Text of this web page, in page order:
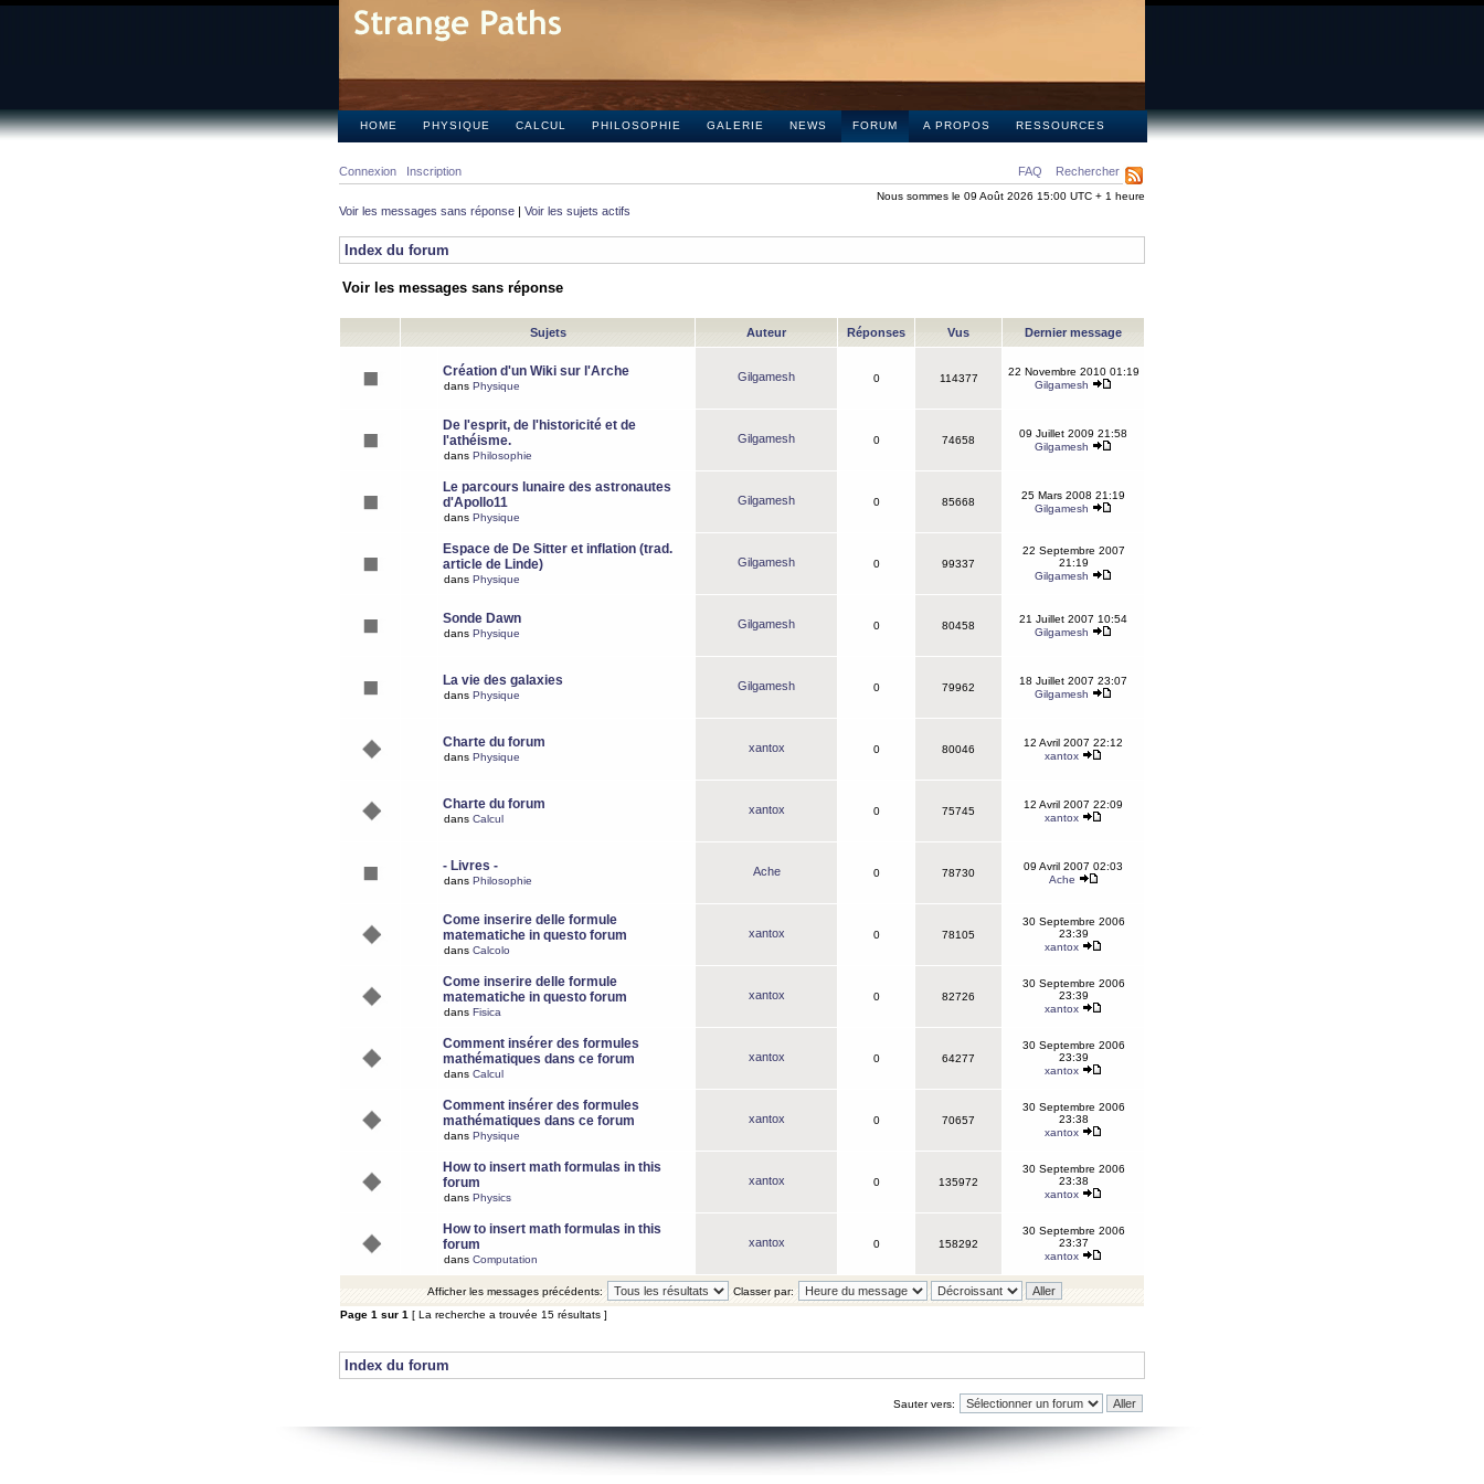
HOME PHYSIQUE CALCUL PHILOSOPHIE GALERIE NEWS FORUM A PROPOS RESSOURCES
FAQ Rechercher
Connexion Inscription
Nous sommes le 09 Août 2026 15:00 UTC + 1 heure
Voir les messages sans réponse | Voir les sujets actifs
Index du forum
Voir les messages sans réponse
Sujets Auteur Réponses Vus Dernier message
Création d'un Wiki sur l'Arche
dans Physique
Gilgamesh 0 114377
22 Novembre 2010 01:19
Gilgamesh
De l'esprit, de l'historicité et de
l'athéisme.
dans Philosophie
Gilgamesh 0 74658
09 Juillet 2009 21:58
Gilgamesh
Le parcours lunaire des astronautes
d'Apollo11
dans Physique
Gilgamesh 0 85668
25 Mars 2008 21:19
Gilgamesh
Espace de De Sitter et inflation (trad.
article de Linde)
dans Physique
Gilgamesh 0 99337
22 Septembre 2007
21:19
Gilgamesh
Sonde Dawn
dans Physique
Gilgamesh 0 80458
21 Juillet 2007 10:54
Gilgamesh
La vie des galaxies
dans Physique
Gilgamesh 0 79962
18 Juillet 2007 23:07
Gilgamesh
Charte du forum
dans Physique
xantox 0 80046
12 Avril 2007 22:12
xantox
Charte du forum
dans Calcul
xantox 0 75745
12 Avril 2007 22:09
xantox
- Livres -
dans Philosophie
Ache 0 78730
09 Avril 2007 02:03
Ache
Come inserire delle formule
matematiche in questo forum
dans Calcolo
xantox 0 78105
30 Septembre 2006
23:39
xantox
Come inserire delle formule
matematiche in questo forum
dans Fisica
xantox 0 82726
30 Septembre 2006
23:39
xantox
Comment insérer des formules
mathématiques dans ce forum
dans Calcul
xantox 0 64277
30 Septembre 2006
23:39
xantox
Comment insérer des formules
mathématiques dans ce forum
dans Physique
xantox 0 70657
30 Septembre 2006
23:38
xantox
How to insert math formulas in this
forum
dans Physics
xantox 0 135972
30 Septembre 2006
23:38
xantox
How to insert math formulas in this
forum
dans Computation
xantox 0 158292
30 Septembre 2006
23:37
xantox
Afficher les messages précédents:
Classer par:
Page 1 sur 1 [ La recherche a trouvée 15 résultats ]
Index du forum
Sauter vers: